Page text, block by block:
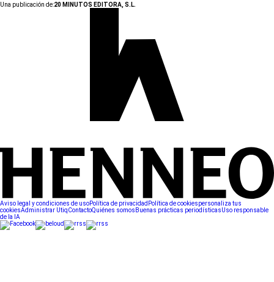
Una publicación de:20 MINUTOS EDITORA, S.L.
Aviso legal y condiciones de usoPolítica de privacidad Política de cookiespersonaliza tus
cookiesAdministrar UtiqContactoQuiénes somos Buenas prácticas periodísticasUso responsable
de la IA